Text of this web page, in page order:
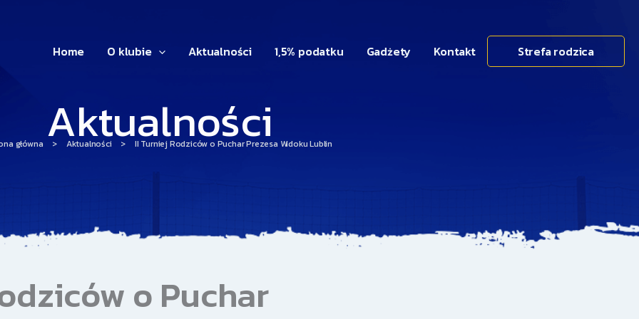
Home O klubie Aktualności 1,5% podatku Gadżety Kontakt Strefa rodzica
Aktualności
główna > Aktualności > II Turniej Rodziców o Puchar Prezesa Widoku Lublin
o Puchar